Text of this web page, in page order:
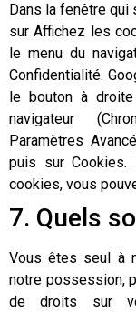
Dans la fenêtre qui
sur Affichez les
le menu du
Confidentialité.
le bouton à
navigateur
Paramètres
puis sur Cookies.
cookies, vous
7. Quels
Vous êtes seul à
notre possession,
de droits sur